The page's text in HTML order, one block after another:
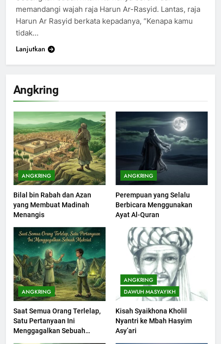
Angkring
ANGKRING
Bilal bin Rabah dan Azan
yang Membuat Madinah
Menangis
ANGKRING
Perempuan yang Selalu
Berbicara Menggunakan
Ayat Al-Quran
ANGKRING
Saat Semua Orang Terlelap,
Satu Pertanyaan Ini
Menggagalkan Sebuah
ANGKRING
DAWUH MASYAYIKH
Kisah Syaikhona Kholil
Nyantri ke Mbah Hasyim
Asy’ari
200
Khutbah Idul Fitri di Rumah
KHUTBAH
201
Khutbah jumat: Sejarah
Seebagai Pembangkit Jiwa
KHUTBAH
202
Khutbah Jumat : Supaya Amal
Bisa Diterima
KHUTBAH
203
memandangi wajah raja Harun Ar-Rasyid. Lantas, raja
Harun Ar Rasyid berkata kepadanya, “Kenapa kamu
tidak…
Lanjutkan